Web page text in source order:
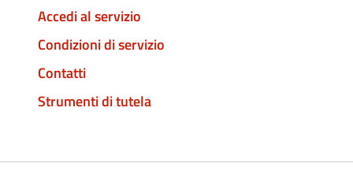
Accedi al servizio
Condizioni di servizio
Contatti
Strumenti di tutela